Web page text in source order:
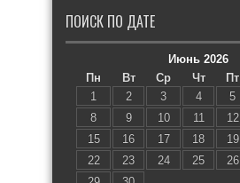
ПОИСК ПО ДАТЕ
Июнь 2026
Пн
Вт Ср Чт Пт
1
2 3 4 5
8
9 10 11 12
15
16 17 18 19
22
23 24 25 26